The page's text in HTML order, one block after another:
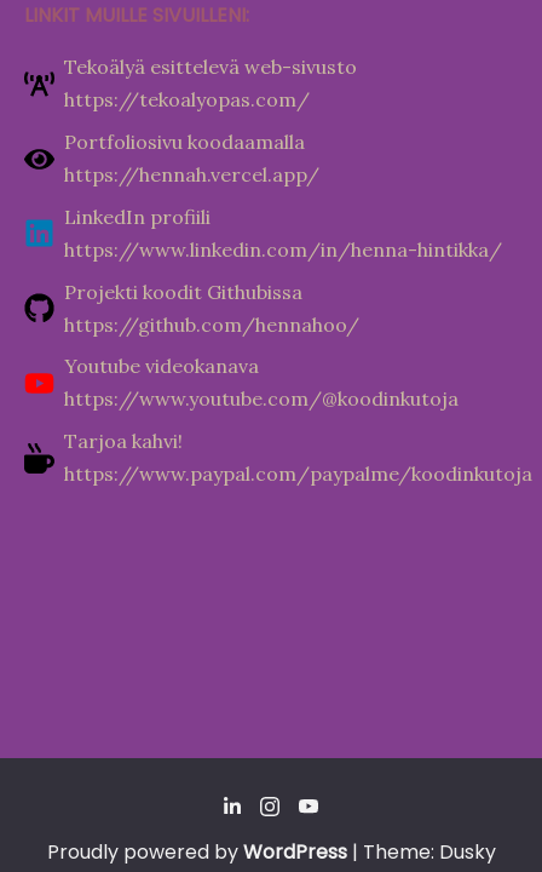
LINKIT MUILLE SIVUILLENI:
Tekoälyä esittelevä web-sivusto
https://tekoalyopas.com/
Portfoliosivu koodaamalla
https://hennah.vercel.app/
LinkedIn profiili
https://www.linkedin.com/in/henna-hintikka/
Projekti koodit Githubissa
https://github.com/hennahoo/
Youtube videokanava
https://www.youtube.com/@koodinkutoja
Tarjoa kahvi!
https://www.paypal.com/paypalme/koodinkutoja
Proudly powered byWordPress | Theme: Dusky